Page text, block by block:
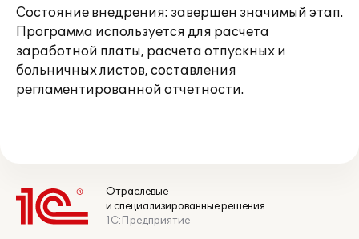
Состояние внедрения: завершен значимый этап.
Программа используется для расчета
заработной платы, расчета отпускных и
больничных листов, составления
регламентированной отчетности.
Отраслевые
и специализированные решения
1С:Предприятие